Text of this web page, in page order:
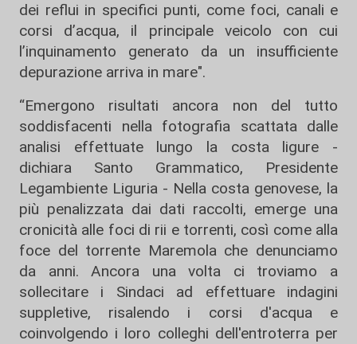
dei reflui in specifici punti, come foci, canali e
corsi d’acqua, il principale veicolo con cui
l’inquinamento generato da un insufficiente
depurazione arriva in mare".
“Emergono risultati ancora non del tutto
soddisfacenti nella fotografia scattata dalle
analisi effettuate lungo la costa ligure -
dichiara Santo Grammatico, Presidente
Legambiente Liguria - Nella costa genovese, la
più penalizzata dai dati raccolti, emerge una
cronicità alle foci di rii e torrenti, così come alla
foce del torrente Maremola che denunciamo
da anni. Ancora una volta ci troviamo a
sollecitare i Sindaci ad effettuare indagini
suppletive, risalendo i corsi d'acqua e
coinvolgendo i loro colleghi dell'entroterra per